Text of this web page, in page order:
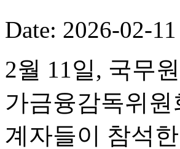
Date: 2026-02-11
2월 11일, 국무
가금융감독위
계자들이 참석